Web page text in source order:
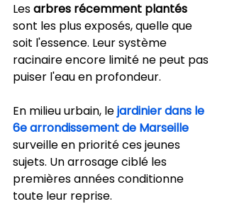
Les arbres récemment plantés
sont les plus exposés, quelle que
soit l'essence. Leur système
racinaire encore limité ne peut pas
puiser l'eau en profondeur.
En milieu urbain, le jardinier dans le
6e arrondissement de Marseille
surveille en priorité ces jeunes
sujets. Un arrosage ciblé les
premières années conditionne
toute leur reprise.